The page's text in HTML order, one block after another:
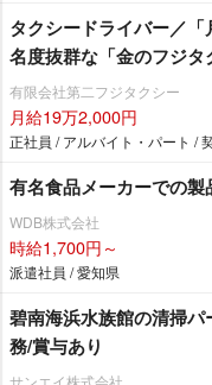
タクシードライバー／
名度抜群な「金のフジタ
有限会社第二フジタクシー
月給19万2,000円
正社員 / アルバイト・パート /
有名食品メーカーでの
WDB株式会社
時給1,700円～
派遣社員 / 愛知県
碧南海浜水族館の清掃
務/賞与あり
サンエイ株式会社